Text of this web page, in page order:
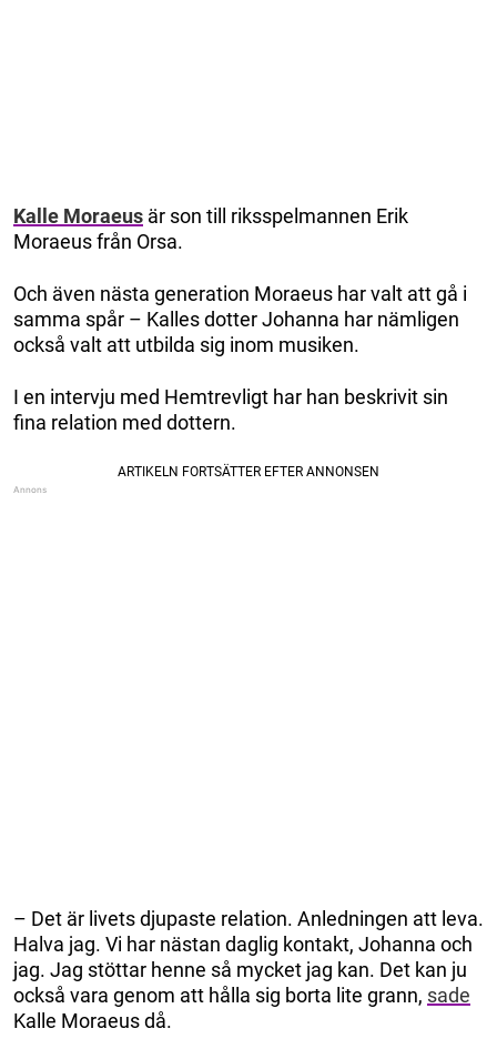
Kalle Moraeus är son till riksspelmannen Erik
Moraeus från Orsa.
Och även nästa generation Moraeus har valt att gå i
samma spår – Kalles dotter Johanna har nämligen
också valt att utbilda sig inom musiken.
I en intervju med Hemtrevligt har han beskrivit sin
fina relation med dottern.
– Det är livets djupaste relation. Anledningen att leva.
Halva jag. Vi har nästan daglig kontakt, Johanna och
jag. Jag stöttar henne så mycket jag kan. Det kan ju
också vara genom att hålla sig borta lite grann, sade
Kalle Moraeus då.